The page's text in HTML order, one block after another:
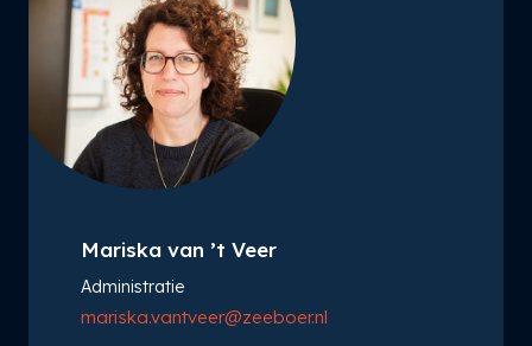
Mariska van ’t Veer
Administratie
mariska.vantveer@zeeboer.nl